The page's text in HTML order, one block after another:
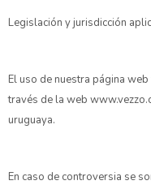
Legislación y jurisdicción
El uso de nuestra página
través de la web
uruguaya.
En caso de controversia se